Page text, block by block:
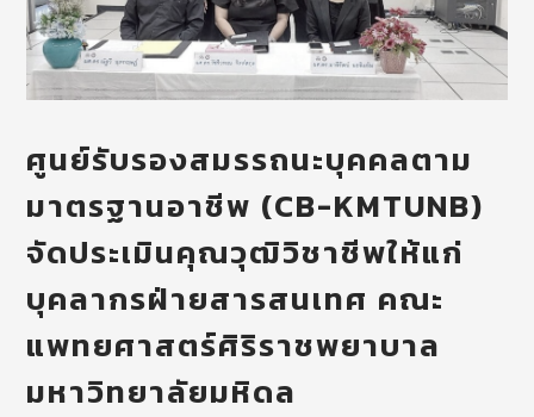
ศูนย์รับรองสมรรถนะบุคคลตาม
มาตรฐานอาชีพ (CB-KMTUNB)
จัดประเมินคุณวุฒิวิชาชีพให้แก่
บุคลากรฝ่ายสารสนเทศ คณะ
แพทยศาสตร์ศิริราชพยาบาล
มหาวิทยาลัยมหิดล